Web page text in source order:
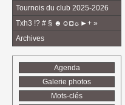
Tournois du club 2025-2026
Txh3 !? # § ☻☺◘☼►+ »
Archives
Agenda
Galerie photos
Mots-clés